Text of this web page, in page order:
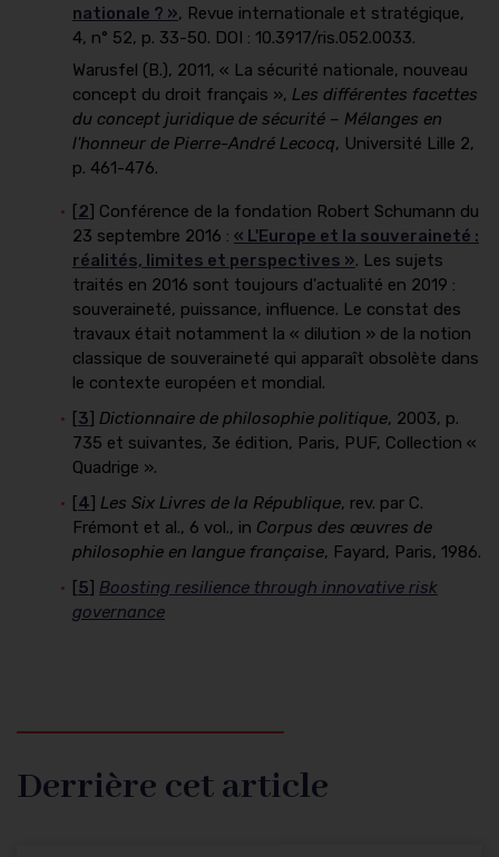
nationale ? », Revue internationale et stratégique,
4, n° 52, p. 33-50. DOI : 10.3917/ris.052.0033.
Warusfel (B.), 2011, « La sécurité nationale, nouveau
concept du droit français », Les différentes facettes
du concept juridique de sécurité – Mélanges en
l'honneur de Pierre-André Lecocq, Université Lille 2,
p. 461-476.
[2] Conférence de la fondation Robert Schumann du
23 septembre 2016 : « L'Europe et la souveraineté :
réalités, limites et perspectives ». Les sujets
traités en 2016 sont toujours d'actualité en 2019 :
souveraineté, puissance, influence. Le constat des
travaux était notamment la « dilution » de la notion
classique de souveraineté qui apparaît obsolète dans
le contexte européen et mondial.
[3] Dictionnaire de philosophie politique, 2003, p.
735 et suivantes, 3e édition, Paris, PUF, Collection «
Quadrige ».
[4] Les Six Livres de la République, rev. par C.
Frémont et al., 6 vol., in Corpus des œuvres de
philosophie en langue française, Fayard, Paris, 1986.
[5] Boosting resilience through innovative risk
governance
Derrière cet article